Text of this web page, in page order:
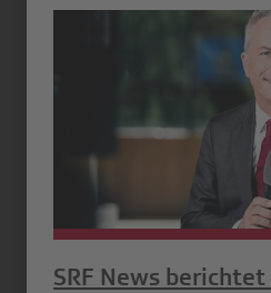
SRF News